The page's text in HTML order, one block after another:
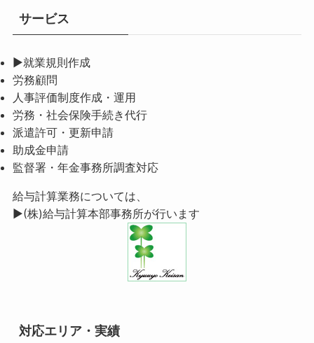
サービス
▶就業規則作成
労務顧問
人事評価制度作成・運用
労務・社会保険手続き代行
派遣許可・更新申請
助成金申請
監督署・年金事務所調査対応
給与計算業務については、
▶(株)給与計算本部事務所が行います
対応エリア・実績